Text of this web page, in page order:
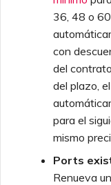
Palo Alto Networks
Peplink FusionHub
Versa SD-WAN
Megaport
Carta de
Megaport
Crear un VXC hacia
desde MVE
Crear un VXC hacia
desde MVE
Crear un VXC hacia
autenticación del
Megaport
Preguntas
la desaprobación de
Auth Token
Preguntas
36, 48 o
con
del
del plazo,
para el
mismo
Ports
Renueva